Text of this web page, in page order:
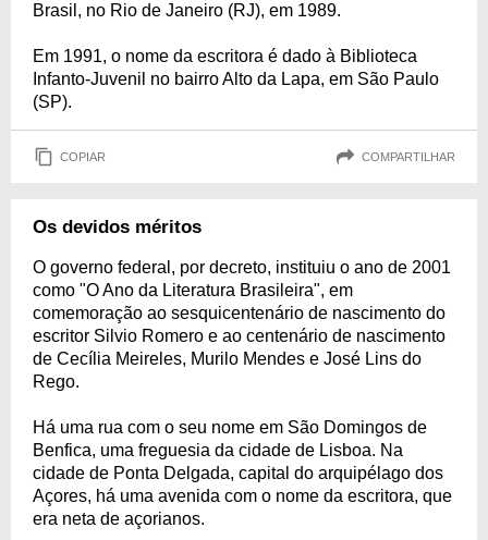
Brasil, no Rio de Janeiro (RJ), em 1989.
Em 1991, o nome da escritora é dado à Biblioteca
Infanto-Juvenil no bairro Alto da Lapa, em São Paulo
(SP).
COPIAR COMPARTILHAR
Os devidos méritos
O governo federal, por decreto, instituiu o ano de 2001
como "O Ano da Literatura Brasileira", em
comemoração ao sesquicentenário de nascimento do
escritor Silvio Romero e ao centenário de nascimento
de Cecília Meireles, Murilo Mendes e José Lins do
Rego.
Há uma rua com o seu nome em São Domingos de
Benfica, uma freguesia da cidade de Lisboa. Na
cidade de Ponta Delgada, capital do arquipélago dos
Açores, há uma avenida com o nome da escritora, que
era neta de açorianos.